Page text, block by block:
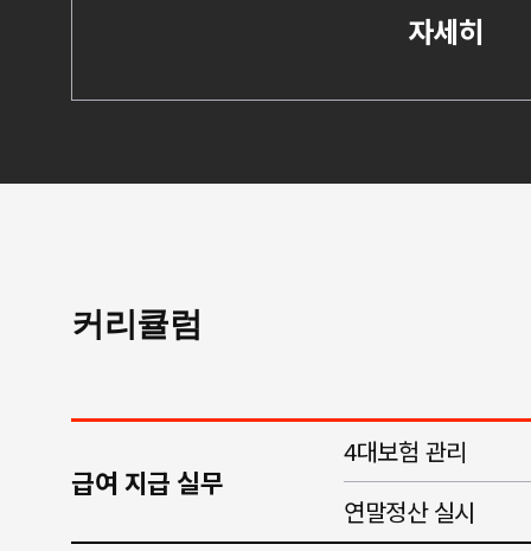
자세히
커리큘럼
급여 지급 실무
4대보험 관리
연말정산 실시